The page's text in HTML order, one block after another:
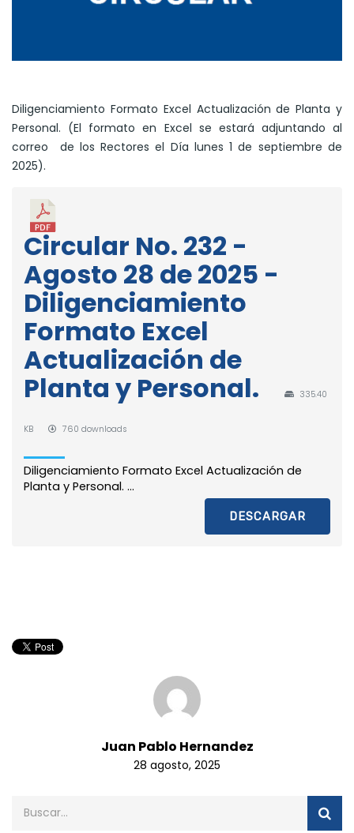
Diligenciamiento Formato Excel Actualización de Planta y
Personal. (El formato en Excel se estará adjuntando al
correo de los Rectores el Día lunes 1 de septiembre de
2025).
Circular No. 232 -
Agosto 28 de 2025 -
Diligenciamiento
Formato Excel
Actualización de
Planta y Personal.
335.40
KB 760 downloads
Diligenciamiento Formato Excel Actualización de
Planta y Personal. ...
DESCARGAR
Juan Pablo Hernandez
28 agosto, 2025